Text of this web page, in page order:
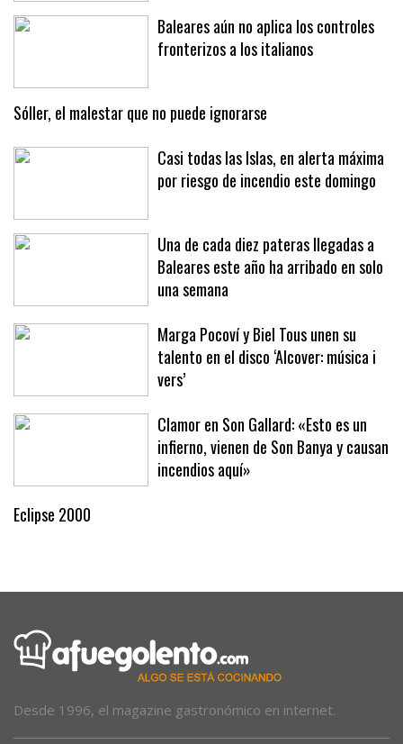
Baleares aún no aplica los controles
fronterizos a los italianos
Sóller, el malestar que no puede ignorarse
Casi todas las Islas, en alerta máxima
por riesgo de incendio este domingo
Una de cada diez pateras llegadas a
Baleares este año ha arribado en solo
una semana
Marga Pocoví y Biel Tous unen su
talento en el disco ‘Alcover: música i
vers’
Clamor en Son Gallard: «Esto es un
infierno, vienen de Son Banya y causan
incendios aquí»
Eclipse 2000
Desde 1996, el magazine gastronómico en internet.